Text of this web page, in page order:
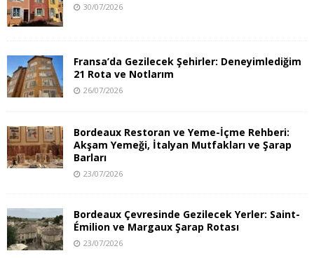
30/07/2026
Fransa’da Gezilecek Şehirler: Deneyimlediğim
21 Rota ve Notlarım
26/07/2026
Bordeaux Restoran ve Yeme-İçme Rehberi:
Akşam Yemeği, İtalyan Mutfakları ve Şarap
Barları
23/07/2026
Bordeaux Çevresinde Gezilecek Yerler: Saint-
Émilion ve Margaux Şarap Rotası
23/07/2026